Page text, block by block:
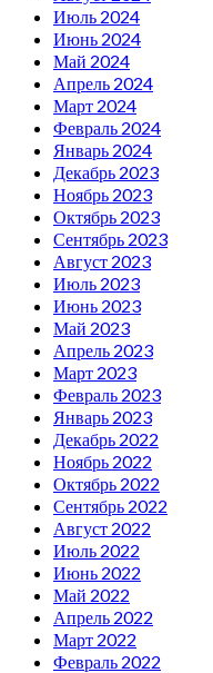
Июль 2024
Июнь 2024
Май 2024
Апрель 2024
Март 2024
Февраль 2024
Январь 2024
Декабрь 2023
Ноябрь 2023
Октябрь 2023
Сентябрь 2023
Август 2023
Июль 2023
Июнь 2023
Май 2023
Апрель 2023
Март 2023
Февраль 2023
Январь 2023
Декабрь 2022
Ноябрь 2022
Октябрь 2022
Сентябрь 2022
Август 2022
Июль 2022
Июнь 2022
Май 2022
Апрель 2022
Март 2022
Февраль 2022